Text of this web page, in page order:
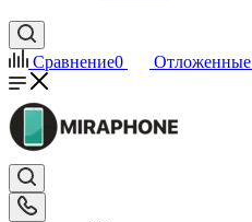
Сравнение0 Отложенные